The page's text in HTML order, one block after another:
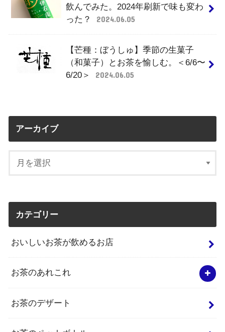
飲んでみた。2024年刷新で味も変わ
った？
2024.06.05
【芒種：ぼうしゅ】季節の生菓子
（和菓子）とお茶を愉しむ。＜6/6〜
6/20＞
2024.06.05
アーカイブ
カテゴリー
おいしいお茶が飲めるお店
お茶のあれこれ
お茶のデザート